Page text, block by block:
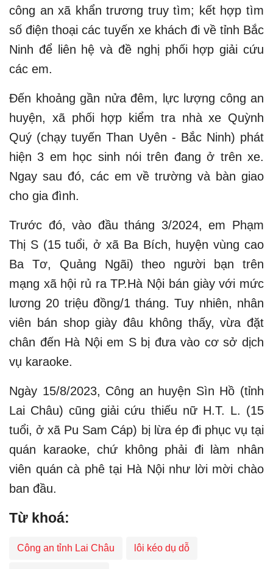
công an xã khẩn trương truy tìm; kết hợp tìm
số điện thoại các tuyến xe khách đi về tỉnh Bắc
Ninh để liên hệ và đề nghị phối hợp giải cứu
các em.
Đến khoảng gần nửa đêm, lực lượng công an
huyện, xã phối hợp kiểm tra nhà xe Quỳnh
Quý (chạy tuyến Than Uyên - Bắc Ninh) phát
hiện 3 em học sinh nói trên đang ở trên xe.
Ngay sau đó, các em về trường và bàn giao
cho gia đình.
Trước đó, vào đầu tháng 3/2024, em Phạm
Thị S (15 tuổi, ở xã Ba Bích, huyện vùng cao
Ba Tơ, Quảng Ngãi) theo người bạn trên
mạng xã hội rủ ra TP.Hà Nội bán giày với mức
lương 20 triệu đồng/1 tháng. Tuy nhiên, nhân
viên bán shop giày đâu không thấy, vừa đặt
chân đến Hà Nội em S bị đưa vào cơ sở dịch
vụ karaoke.
Ngày 15/8/2023, Công an huyện Sìn Hồ (tỉnh
Lai Châu) cũng giải cứu thiếu nữ H.T. L. (15
tuổi, ở xã Pu Sam Cáp) bị lừa ép đi phục vụ tại
quán karaoke, chứ không phải đi làm nhân
viên quán cà phê tại Hà Nội như lời mời chào
ban đầu.
Từ khoá:
Công an tỉnh Lai Châu lôi kéo dụ dỗ